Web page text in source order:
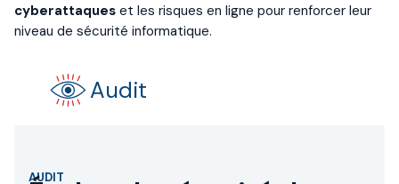
cyberattaques et les risques en ligne pour renforcer leur
niveau de sécurité informatique.
Audit
AUDIT